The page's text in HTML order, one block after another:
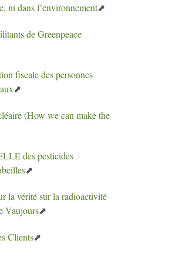
ni dans l’environnement
de Greenpeace
fiscale des personnes
(How we can make the
des pesticides
la vérité sur la radioactivité
Vaujours
Clients